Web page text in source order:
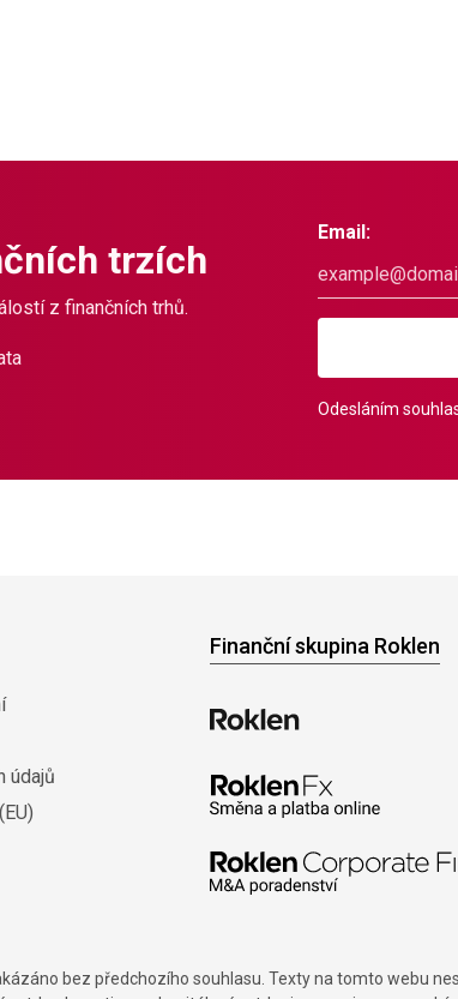
trzích
z finančních trhů.
Email:
Odesláním
údajů
Finanční skupina Roklen
bez předchozího souhlasu. Texty na tomto webu